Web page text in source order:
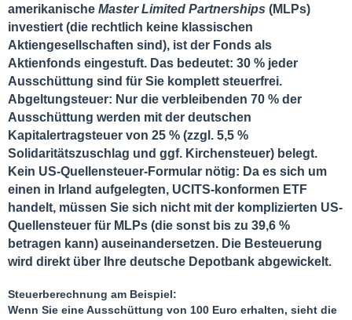
amerikanische Master Limited Partnerships (MLPs)
investiert (die rechtlich keine klassischen
Aktiengesellschaften sind), ist der Fonds als
Aktienfonds eingestuft. Das bedeutet: 30 % jeder
Ausschüttung sind für Sie komplett steuerfrei.
Abgeltungsteuer: Nur die verbleibenden 70 % der
Ausschüttung werden mit der deutschen
Kapitalertragsteuer von 25 % (zzgl. 5,5 %
Solidaritätszuschlag und ggf. Kirchensteuer) belegt.
Kein US-Quellensteuer-Formular nötig: Da es sich um
einen in Irland aufgelegten, UCITS-konformen ETF
handelt, müssen Sie sich nicht mit der komplizierten US-
Quellensteuer für MLPs (die sonst bis zu 39,6 %
betragen kann) auseinandersetzen. Die Besteuerung
wird direkt über Ihre deutsche Depotbank abgewickelt.
Steuerberechnung am Beispiel:
Wenn Sie eine Ausschüttung von 100 Euro erhalten, sieht die